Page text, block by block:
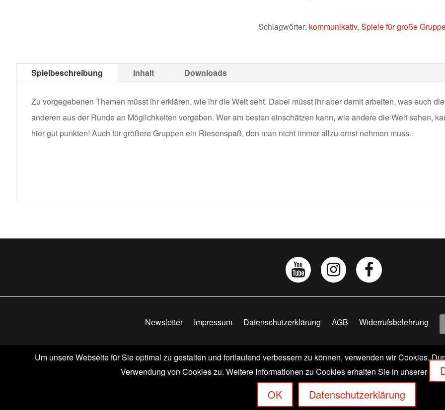
Schlagwörter: kommunikativ,Spiele für große
Spielbeschreibung Inhalt Downloads
Zu vorgegebenen Themen müsst ihr erklären, wie ihr die Welt seht. Dabei müsst ihr aber damit arbeiten, was euch die
anderen aus der Runde an Möglichkeiten vorgeben. Wer am besten einschätzen kann, wie andere die Welt sehen,
hier gut punkten! Auch für größere Gruppen ein Riesenspaß, den man nicht immer allzu ernst nehmen muss.
Newsletter Impressum Datenschutzerklärung AGB Widerrufsbelehrung
© ABACUSSPIELE VERLAGS GMBH & CO. KG | SCHOPENHAUERSTR. 41 |
Um unsere Webseite für Sie optimal zu gestalten und fortlaufend verbessern zu können, verwenden wir Cookies.
Verwendung von Cookies zu. Weitere Informationen zu Cookies erhalten Sie in unserer
OK
Datenschutzerklärung